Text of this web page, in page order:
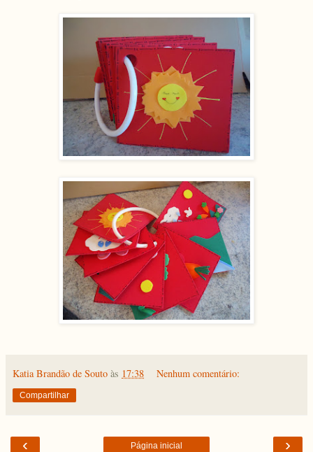
Katia Brandão de Souto às 17:38 Nenhum comentário:
Compartilhar
‹ ›
Página inicial